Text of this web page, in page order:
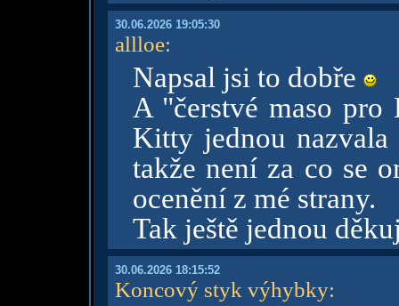
30.06.2026 19:05:30
allloe:
Napsal jsi to dobře
A "čerstvé maso
Kitty jednou
takže není za co se
ocenění z mé strany.
Tak ještě jednou
30.06.2026 18:15:52
Koncový styk výhybky: